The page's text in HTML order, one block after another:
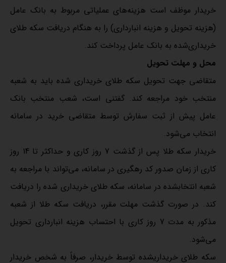
خریدار موظف است هزینه‌های عملیاتی مربوط به بانک عامل
(هزینه تحویل و هزینه انبارداری) را به هنگام دریافت سکه طلای
خریداری‌شده به بانک عامل پرداخت کند.
محل و مهلت تحویل
متقاضی جهت تحویل سکه طلای خریداری شده باید به شعبه
منتخب خود مراجعه کند. گفتنی است، شعب منتخب بانک
عامل پیش از ثبت سفارش توسط متقاضی خرید در سامانه
انتخاب می‌شود.
خریدار سکه طلا پس از گذشت 7 روز کاری و حداکثر تا 14 روز
کاری از زمان صدور کد رهگیری در سامانه، می‌تواند با مراجعه به
شعبه انتخاب‏شده در سامانه، سکه طلای خریداری شده را دریافت
کند. در صورت گذشت مهلت مقرر، دریافت سکه طلا از شعبه
مذکور به مدت 7 روز کاری با احتساب هزینه انبارداری تحویل
می‌شود.
سکه طلای خریداری‏شده توسط خریدار، صرفاً به شخص خریدار